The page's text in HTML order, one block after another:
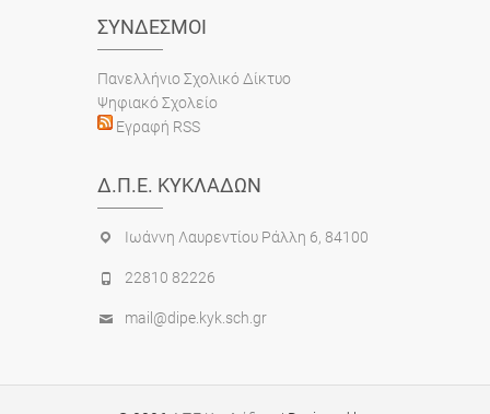
ΣΎΝΔΕΣΜΟΙ
Πανελλήνιο Σχολικό Δίκτυο
Ψηφιακό Σχολείο
Εγραφή RSS
Δ.Π.Ε. ΚΥΚΛΆΔΩΝ
Ιωάννη Λαυρεντίου Ράλλη 6, 84100
22810 82226
mail@dipe.kyk.sch.gr